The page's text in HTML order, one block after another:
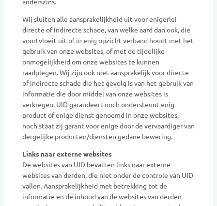
Wij sluiten alle aansprakelijkheid uit voor enigerlei
directe of indirecte schade, van welke aard dan ook, die
voortvloeit uit of in enig opzicht verband houdt met het
gebruik van onze websites, of met de tijdelijke
onmogelijkheid om onze websites te kunnen
raadplegen. Wij zijn ook niet aansprakelijk voor directe
of indirecte schade die het gevolg is van het gebruik van
informatie die door middel van onze websites is
verkregen. UID garandeert noch ondersteunt enig
product of enige dienst genoemd in onze websites,
noch staat zij garant voor enige door de vervaardiger van
dergelijke producten/diensten gedane bewering.
Links naar externe websites
De websites van UID bevatten links naar externe
websites van derden, die niet onder de controle van UID
vallen. Aansprakelijkheid met betrekking tot de
informatie en de inhoud van de websites van derden